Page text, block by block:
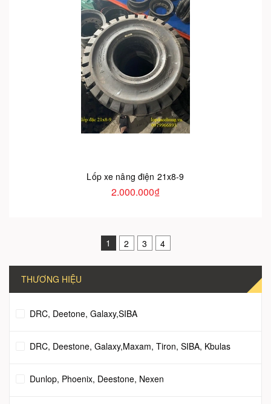
Lốp xe nâng điện 21x8-9
2.000.000₫
1 2 3 4
THƯƠNG HIỆU
DRC, Deetone, Galaxy,SIBA
DRC, Deestone, Galaxy,Maxam, Tiron, SIBA, Kbulas
Dunlop, Phoenix, Deestone, Nexen